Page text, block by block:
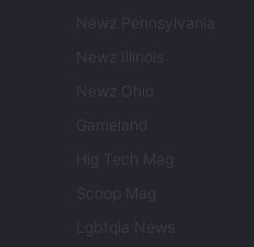
Newz Pennsylvania
Newz Illinois
Newz Ohio
Gameland
Hig Tech Mag
Scoop Mag
Lgbtqia News